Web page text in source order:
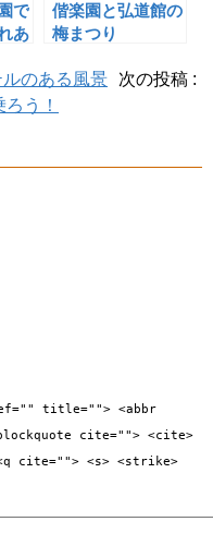
で
あ
偕楽園と弘道館の
梅まつり
のある風景
次の投稿 :
う！
title=""> <abbr
cite=""> <cite>
cite=""> <s> <strike>